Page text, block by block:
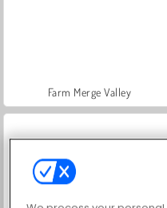
Farm Merge Valley